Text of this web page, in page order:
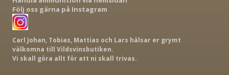
Följ oss gärna på Instagram
Carl Johan, Tobias, Mattias och Lars hälsar er grymt
välkomna till Vildsvinsbutiken.
Vi skall göra allt för att ni skall trivas.